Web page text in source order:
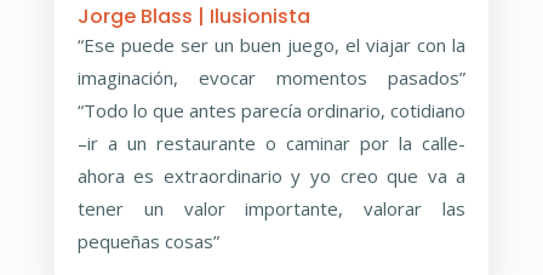
Jorge Blass | Ilusionista
“Ese puede ser un buen juego, el viajar con la
imaginación, evocar momentos pasados”
“Todo lo que antes parecía ordinario, cotidiano
–ir a un restaurante o caminar por la calle-
ahora es extraordinario y yo creo que va a
tener un valor importante, valorar las
pequeñas cosas”